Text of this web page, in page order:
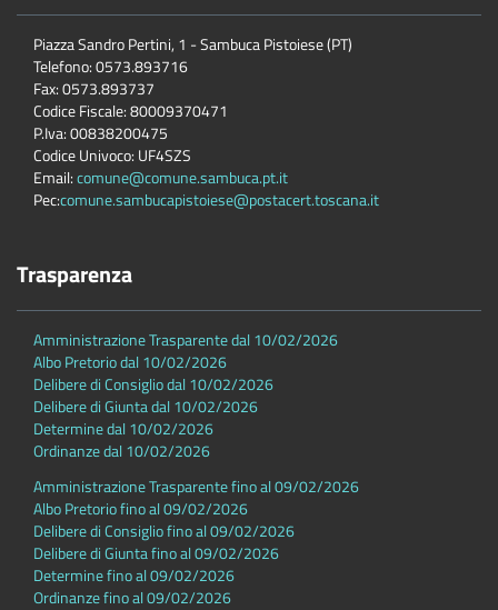
Piazza Sandro Pertini, 1 - Sambuca Pistoiese (PT)
Telefono: 0573.893716
Fax: 0573.893737
Codice Fiscale: 80009370471
P.Iva: 00838200475
Codice Univoco: UF4SZS
Email:comune@comune.sambuca.pt.it
Pec:comune.sambucapistoiese@postacert.toscana.it
Trasparenza
Amministrazione Trasparente dal 10/02/2026
Albo Pretorio dal 10/02/2026
Delibere di Consiglio dal 10/02/2026
Delibere di Giunta dal 10/02/2026
Determine dal 10/02/2026
Ordinanze dal 10/02/2026
Amministrazione Trasparente fino al 09/02/2026
Albo Pretorio fino al 09/02/2026
Delibere di Consiglio fino al 09/02/2026
Delibere di Giunta fino al 09/02/2026
Determine fino al 09/02/2026
Ordinanze fino al 09/02/2026